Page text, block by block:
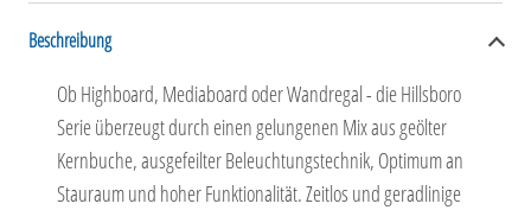
Beschreibung
Ob Highboard, Mediaboard oder Wandregal - die Hillsboro
Serie überzeugt durch einen gelungenen Mix aus geölter
Kernbuche, ausgefeilter Beleuchtungstechnik, Optimum an
Stauraum und hoher Funktionalität. Zeitlos und geradlinige